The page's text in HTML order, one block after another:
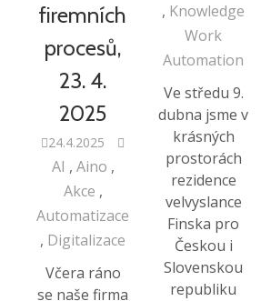
firemních
procesů,
23. 4.
2025
24.4.2025
AI
Aino
Akce
Automatizace
Digitalizace
Včera ráno
se naše firma
Knowledge
Work
Automation
Ve středu 9.
dubna jsme v
krásných
prostorách
rezidence
velvyslance
Finska pro
Českou i
Slovenskou
republiku